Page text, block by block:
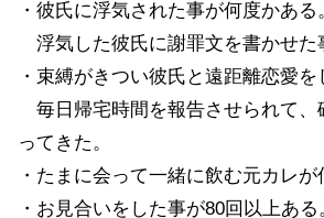
・彼氏に浮気された事が何度かある
浮気した彼氏に謝罪文を書かせた
・束縛がきつい彼氏と遠距離恋愛を
毎日帰宅時間を報告させられて、
ってきた。
・たまに会って一緒に飲む元カレが
・お見合いをした事が80回以上ある